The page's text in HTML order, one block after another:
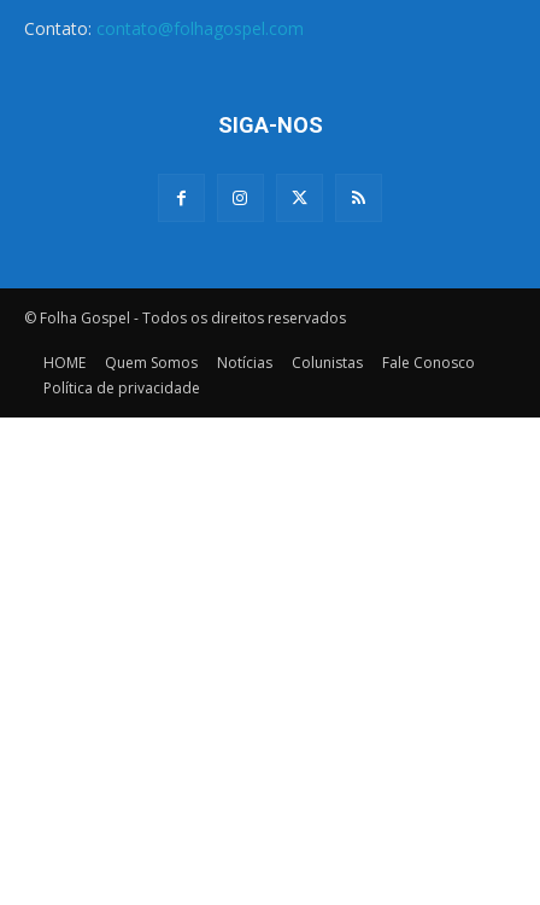
Contato: contato@folhagospel.com
SIGA-NOS
© Folha Gospel - Todos os direitos reservados
HOME Quem Somos Notícias Colunistas
Fale Conosco
Política de privacidade